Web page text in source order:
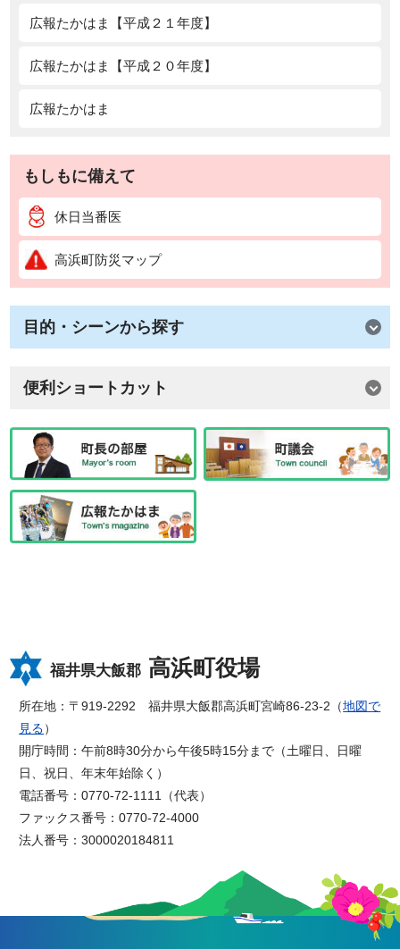
広報たかはま【平成２１年度】
広報たかはま【平成２０年度】
広報たかはま
もしもに備えて
休日当番医
高浜町防災マップ
目的・シーンから探す
便利ショートカット
福井県大飯郡 高浜町役場
所在地：〒919-2292 福井県大飯郡高浜町宮崎86-23-2（地図で
見る）
開庁時間：午前8時30分から午後5時15分まで（土曜日、日曜
日、祝日、年末年始除く）
電話番号：0770-72-1111（代表）
ファックス番号：0770-72-4000
法人番号：3000020184811